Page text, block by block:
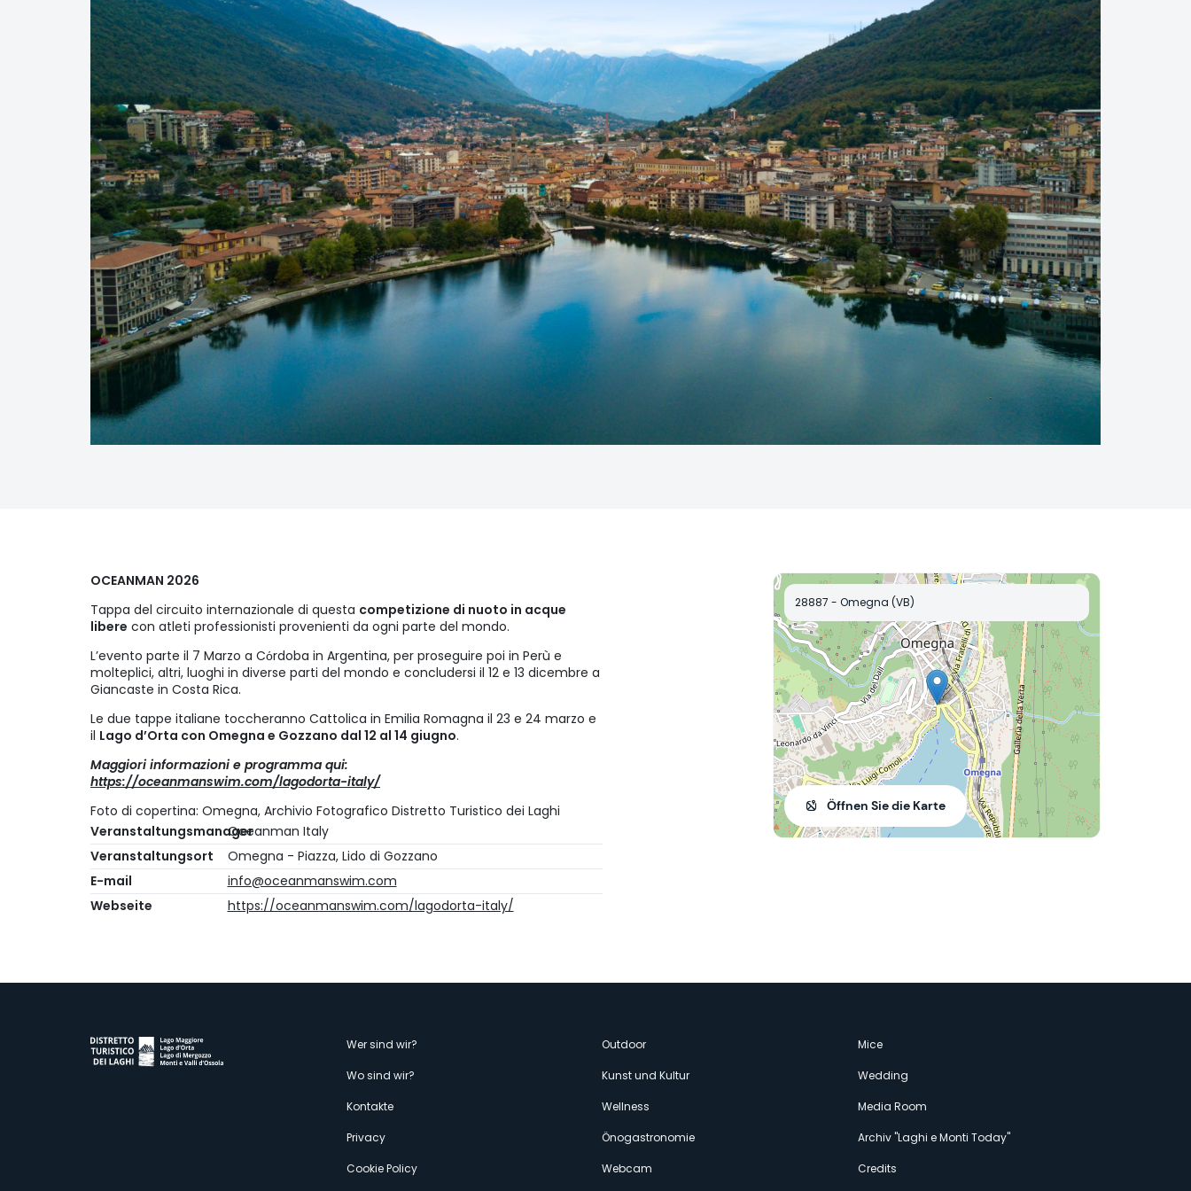
OCEANMAN 2026
Tappa del circuito internazionale di questa competizione di nuoto in acque
libere con atleti professionisti provenienti da ogni parte del mondo.
L’evento parte il 7 Marzo a Cόrdoba in Argentina, per proseguire poi in Perù e
molteplici, altri, luoghi in diverse parti del mondo e concludersi il 12 e 13 dicembre a
Giancaste in Costa Rica.
Le due tappe italiane toccheranno Cattolica in Emilia Romagna il 23 e 24 marzo e
il Lago d’Orta con Omegna e Gozzano dal 12 al 14 giugno.
Maggiori informazioni e programma qui:
https://oceanmanswim.com/lagodorta-italy/
Foto di copertina: Omegna, Archivio Fotografico Distretto Turistico dei Laghi
VeranstaltungsmanagerOceanman Italy
Veranstaltungsort
Omegna - Piazza, Lido di Gozzano
E-mail
info@oceanmanswim.com
Webseite
https://oceanmanswim.com/lagodorta-italy/
28887 - Omegna (VB)
Öffnen Sie die Karte
Menù
secondario
Wer sind wir?
Wo sind wir?
Kontakte
Privacy
Cookie Policy
Outdoor
Kunst und Kultur
Wellness
Önogastronomie
Webcam
Mice
Wedding
Media Room
Archiv "Laghi e Monti Today"
Credits